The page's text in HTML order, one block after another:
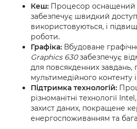
Кеш: Процесор
забезпечує швидкий
використовуються, і
роботи.
Графіка: Вбудоване
Graphics 630забезпечує
для повсякденних завдань,
мультимедійного контенту
Підтримка технологій:
різноманітні технології
захист даних, покращене
енергоспоживанням та